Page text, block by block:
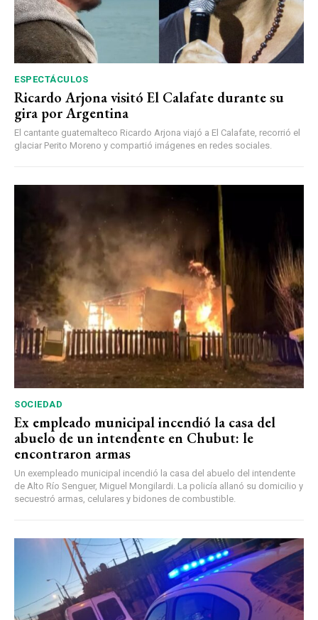
ESPECTÁCULOS
Ricardo Arjona visitó El Calafate durante su
gira por Argentina
El cantante guatemalteco Ricardo Arjona viajó a El Calafate, recorrió el
glaciar Perito Moreno y compartió imágenes en redes sociales.
SOCIEDAD
Ex empleado municipal incendió la casa del
abuelo de un intendente en Chubut: le
encontraron armas
Un exempleado municipal incendió la casa del abuelo del intendente
de Alto Río Senguer, Miguel Mongilardi. La policía allanó su domicilio y
secuestró armas, celulares y bidones de combustible.